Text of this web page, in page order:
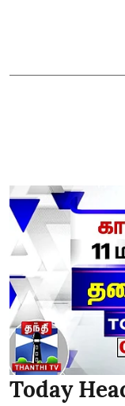
Today